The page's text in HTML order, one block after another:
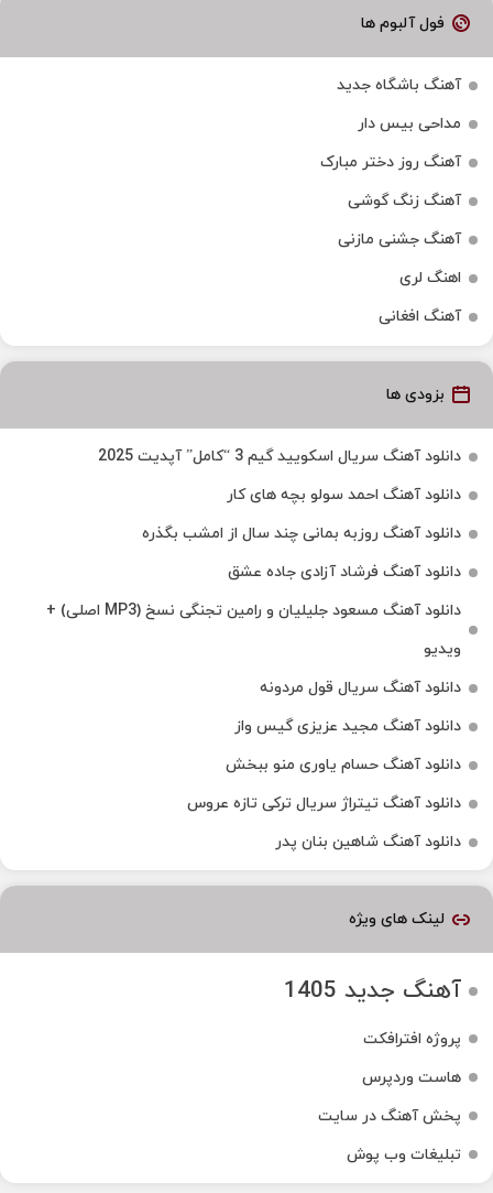
فول آلبوم ها
آهنگ باشگاه جدید
مداحی بیس دار
آهنگ روز دختر مبارک
آهنگ زنگ گوشی
آهنگ جشنی مازنی
اهنگ لری
آهنگ افغانی
بزودی ها
دانلود آهنگ سریال اسکویید گیم 3 “کامل” آپدیت 2025
دانلود آهنگ احمد سولو بچه های کار
دانلود آهنگ روزبه بمانی چند سال از امشب بگذره
دانلود آهنگ فرشاد آزادی جاده عشق
دانلود آهنگ مسعود جلیلیان و رامین تجنگی نسخ (MP3 اصلی) +
ویدیو
دانلود آهنگ سریال قول مردونه
دانلود آهنگ مجید عزیزی گیس واز
دانلود آهنگ حسام یاوری منو ببخش
دانلود آهنگ تیتراژ سریال ترکی تازه عروس
دانلود آهنگ شاهین بنان پدر
لینک های ویژه
آهنگ جدید 1405
پروژه افترافکت
هاست وردپرس
پخش آهنگ در سایت
تبلیغات وب پوش